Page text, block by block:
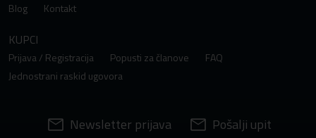
Blog
Kontakt
KUPCI
Prijava / Registracija Popusti za članove
FAQ
Jednostrani raskid ugovora
Newsletter prijava Pošalji upit